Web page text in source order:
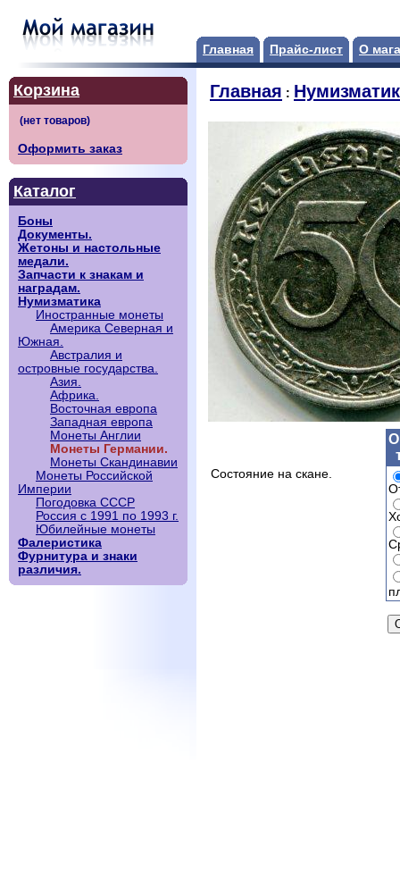
Главная Прайс-лист О
Корзина
Оформить заказ
Каталог
Боны
Документы.
Жетоны и настольные
медали.
Запчасти к знакам и
наградам.
Нумизматика
Иностранные монеты
Америка Северная и
Южная.
Австралия и
островные государства.
Азия.
Африка.
Восточная европа
Западная европа
Монеты Англии
Монеты Германии.
Монеты Скандинавии
Монеты Российской
Империи
Погодовка СССР
Россия с 1991 по 1993 г.
Юбилейные монеты
Фалеристика
Фурнитура и знаки
различия.
Главная :
Состояние на скане.